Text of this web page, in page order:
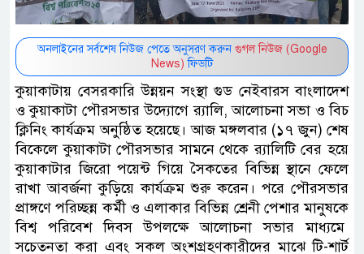
অনলাইনের সর্বশেষ নিউজ পেতে অনুসরণ করুন গুগল নিউজ (Google
News) ফিডটি
কুয়াকাটায় বেসরকারি উন্নয়ন সংস্থা গুড নেইবারস বাংলাদেশ
ও কুয়াকাটা পৌরসভার উদ্যোগে র‍্যালি, আলোচনা সভা ও বিচ
ক্লিনিং কার্যক্রম অনুষ্ঠিত হয়েছে। আজ মঙ্গলবার (১৭ জুন) শেষ
বিকেলে কুয়াকাটা পৌরসভার সামনে থেকে র‍্যালিটি বের হয়ে
কুয়াকাটার জিরো পয়েন্ট গিয়ে সৈকতের বিভিন্ন স্থানে ফেলে
রাখা আবর্জনা কুড়িয়ে কার্যক্রম শুরু করেন। পরে পৌরসভার
প্রাঙ্গণে পরিচ্ছন্ন কর্মী ও এলাকার বিভিন্ন শ্রেনী পেশার মানুষকে
বিশ্ব পরিবেশ দিবস উপলক্ষে আলোচনা সভার মাধ্যমে
সচেতনতা করা এবং সকল অংশগ্রহণকারীদের মাঝে টি-শার্ট